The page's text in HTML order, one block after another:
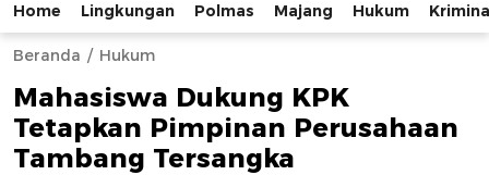
tivanusantara.com
Berita Nusantara
Home Lingkungan Polmas Majang Hukum
Beranda Hukum
Mahasiswa Dukung KPK
Tetapkan Pimpinan Perusahaan
Tambang Tersangka